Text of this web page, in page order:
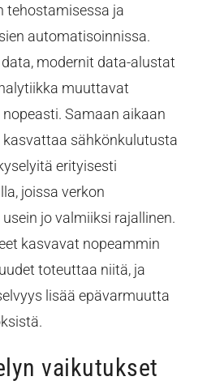
tehostamisessa ja
automatisoinnissa.
modernit data-alustat
muuttavat
Samaan aikaan
sähkönkulutusta
erityisesti
joissa verkon
jo valmiiksi rajallinen.
kasvavat nopeammin
toteuttaa niitä, ja
lisää epävarmuutta
vaikutukset